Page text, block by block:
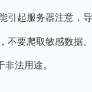
起服务器注意，导
要爬取敏感数据。
法用途。